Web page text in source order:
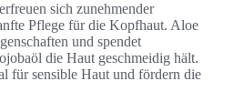
sich zunehmender
Pflege für die Kopfhaut. Aloe
und spendet
die Haut geschmeidig hält.
für sensible Haut und fördern die